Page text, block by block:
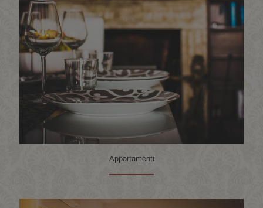
Appartamenti